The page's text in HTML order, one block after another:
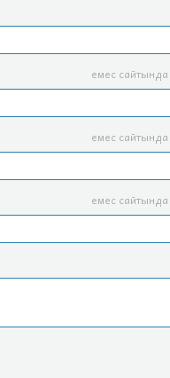
емес
емес
емес